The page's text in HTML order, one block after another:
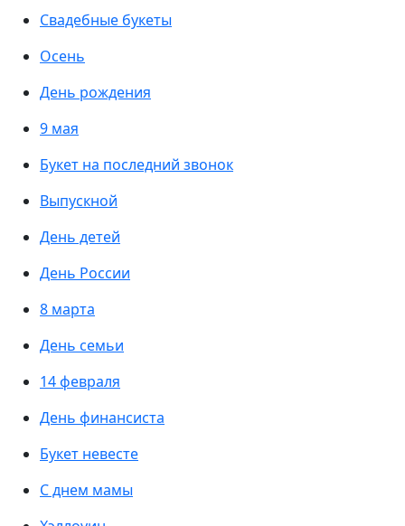
Свадебные букеты
Осень
День рождения
9 мая
Букет на последний звонок
Выпускной
День детей
День России
8 марта
День семьи
14 февраля
День финансиста
Букет невесте
С днем мамы